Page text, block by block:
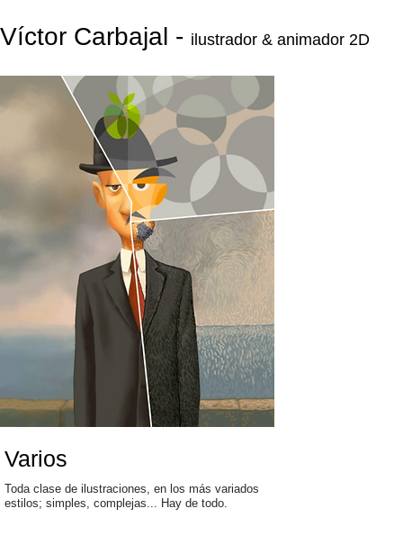
Víctor Carbajal - ilustrador & animador 2D
Varios
Toda clase de ilustraciones, en los más variados
estilos; simples, complejas... Hay de todo.